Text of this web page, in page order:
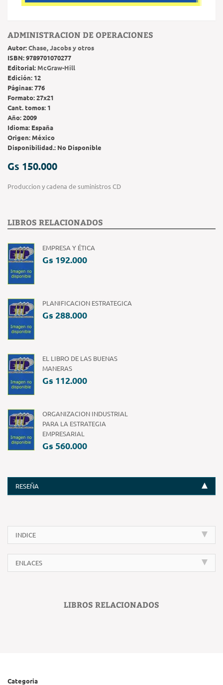
ADMINISTRACION DE OPERACIONES
Autor:Chase, Jacobs y otros
ISBN:9789701070277
Editorial: McGraw-Hill
Edición: 12
Páginas:776
Formato:27x21
Cant. tomos: 1
Año:2009
Idioma: España
Origen:México
Disponibilidad.: No Disponible
Gs 150.000
Produccion y cadena de suministros CD
LIBROS RELACIONADOS
EMPRESA Y ÉTICA
Gs 192.000
PLANIFICACION ESTRATEGICA
Gs 288.000
EL LIBRO DE LAS BUENAS
MANERAS
Gs 112.000
ORGANIZACION INDUSTRIAL
PARA LA ESTRATEGIA
EMPRESARIAL
Gs 560.000
RESEÑA
INDICE
ENLACES
LIBROS RELACIONADOS
Categoria